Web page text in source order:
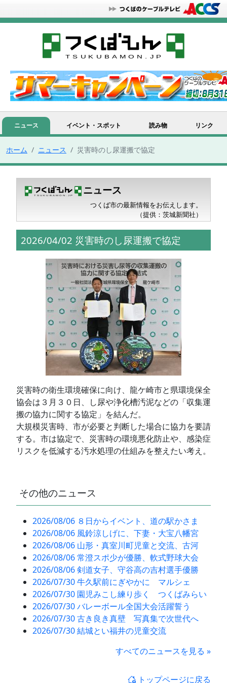
ニュース イベント・スポット 読み物 リンク
ホーム ニュース 災害時のし尿運搬で協定
ニュース
つくば市の最新情報をお伝えします。
（提供：茨城新聞社）
2026/04/02 災害時のし尿運搬で協定
災害時の衛生環境確保に向け、龍ケ崎市と県環境保全
協会は３月３０日、し尿や浄化槽汚泥などの「収集運
搬の協力に関する協定」を結んだ。
大規模災害時、市が必要と判断した場合に協力を要請
する。市は協定で、災害時の環境悪化防止や、感染症
リスクを低減する汚水処理の仕組みを整えたい考え。
その他のニュース
2026/08/06 ８日からイベント、道の駅かさま
2026/08/06 風鈴涼しげに、下妻・大宝八幡宮
2026/08/06 山形・真室川町児童と交流、古河
2026/08/06 常澄スポ少が優勝、軟式野球大会
2026/08/06 剣道女子、守谷高の吉村選手優勝
2026/07/30 牛久駅前にぎやかに マルシェ
2026/07/30 園児みこし練り歩く つくばみらい
2026/07/30 バレーボール全国大会活躍誓う
2026/07/30 古き良き真壁 写真集で次世代へ
2026/07/30 結城とい福井の児童交流
すべてのニュースを見る »
トップページに戻る